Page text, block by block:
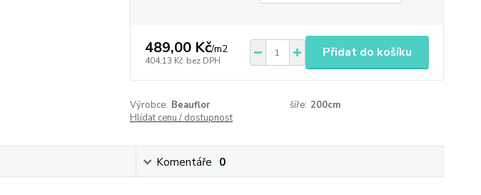
489,00 Kč/m2
404,13 Kč bez DPH
Přidat do košíku
Výrobce: Beauflor šíře: 200cm
Hlídat cenu / dostupnost
Komentáře 0